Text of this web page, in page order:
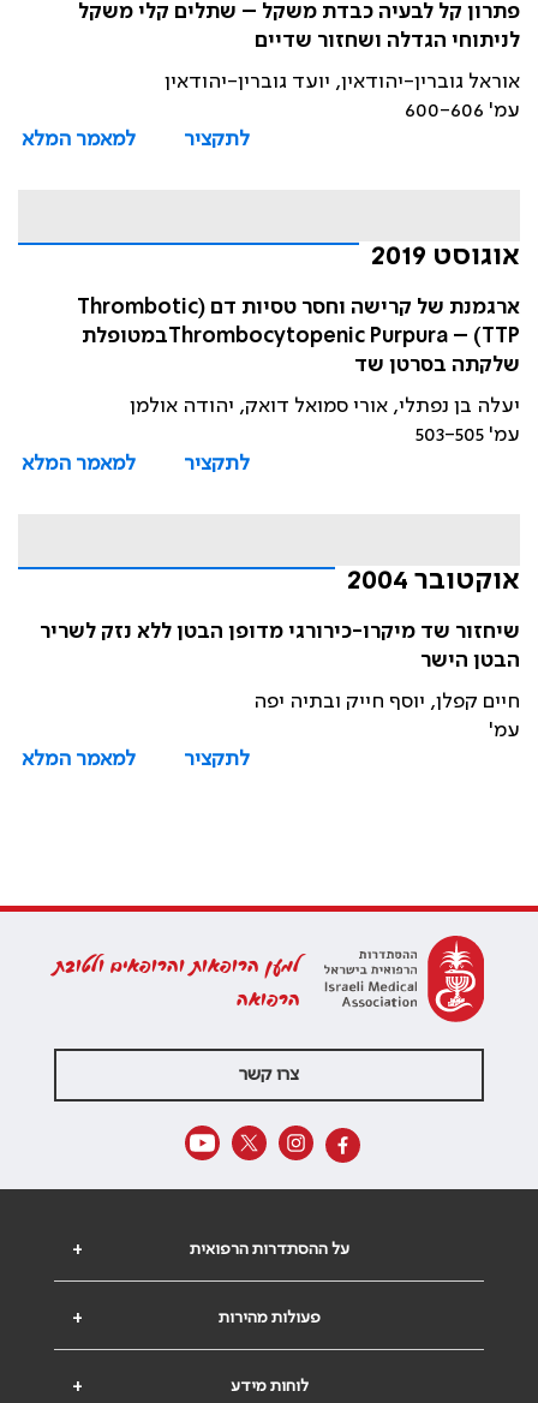
פתרון קל לבעיה כבדת משקל – שתלים קלי משקל
לניתוחי הגדלה ושחזור שדיים
אוראל גוברין-יהודאין, יועד גוברין-יהודאין
עמ' 600-606
לתקציר
למאמר המלא
אוגוסט 2019
ארגמנת של קרישה וחסר טסיות דם (Thrombotic
Thrombocytopenic Purpura – (TTPבמטופלת
שלקתה בסרטן שד
יעלה בן נפתלי, אורי סמואל דואק, יהודה אולמן
עמ' 503-505
לתקציר
למאמר המלא
אוקטובר 2004
שיחזור שד מיקרו-כירורגי מדופן הבטן ללא נזק לשריר
הבטן הישר
חיים קפלן, יוסף חייק ובתיה יפה
עמ'
לתקציר
למאמר המלא
למען הרופאות והרופאים ולטובת
הרפואה
צרו קשר
+ על ההסתדרות הרפואית
+ פעולות מהירות
+ לוחות מידע